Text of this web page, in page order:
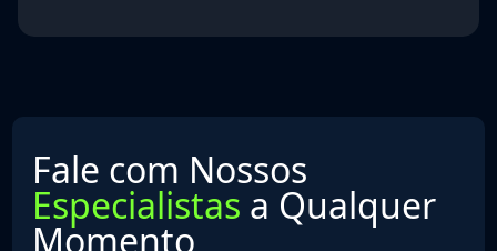
Fale com Nossos
Especialistas a Qualquer
Momento